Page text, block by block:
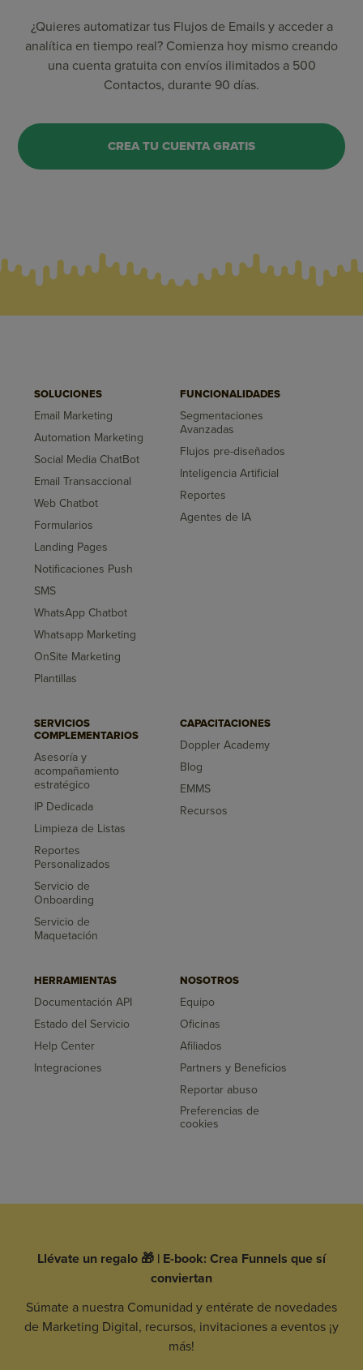
¿Quieres automatizar tus Flujos de Emails y acceder a
analítica en tiempo real? Comienza hoy mismo creando
una cuenta gratuita con envíos ilimitados a 500
Contactos, durante 90 días.
CREA TU CUENTA GRATIS
SOLUCIONES
Email Marketing
Automation Marketing
Social Media ChatBot
Email Transaccional
Web Chatbot
Formularios
Landing Pages
Notificaciones Push
SMS
WhatsApp Chatbot
Whatsapp Marketing
OnSite Marketing
Plantillas
FUNCIONALIDADES
Segmentaciones
Avanzadas
Flujos pre-diseñados
Inteligencia Artificial
Reportes
Agentes de IA
SERVICIOS
COMPLEMENTARIOS
Asesoría y
acompañamiento
estratégico
IP Dedicada
Limpieza de Listas
Reportes
Personalizados
Servicio de
Onboarding
Servicio de
Maquetación
CAPACITACIONES
Doppler Academy
Blog
EMMS
Recursos
HERRAMIENTAS
Documentación API
Estado del Servicio
Help Center
Integraciones
NOSOTROS
Equipo
Oficinas
Afiliados
Partners y Beneficios
Reportar abuso
Preferencias de
cookies
Llévate un regalo 🎁 | E-book: Crea Funnels que sí
conviertan
Súmate a nuestra Comunidad y entérate de novedades
de Marketing Digital, recursos, invitaciones a eventos ¡y
más!